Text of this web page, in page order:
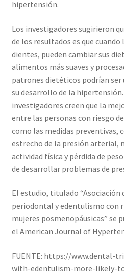
hipertensión.
Los investigadores sugirieron
de los resultados es que
dientes, pueden cambiar sus
alimentos más suaves y
patrones dietéticos podrían ser
su desarrollo de la
investigadores creen que la
entre las personas con riesgo
como las medidas preventivas,
estrecho de la presión arterial,
actividad física y pérdida de
de desarrollar problemas de
El estudio, titulado “Asociación
periodontal y edentulismo con
mujeres posmenopáusicas” se
el American Journal of
FUENTE: https://www.dental-
with-edentulism-more-likely-